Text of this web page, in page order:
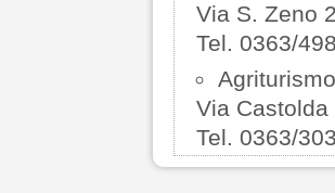
Via S. Zeno
Tel. 0363/
Via Castolda
Tel. 0363/